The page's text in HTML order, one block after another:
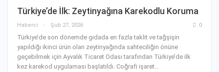
Türkiye’de İlk: Zeytinyağına Karekodlu Koruma
Haberci Şub 27, 2026 0
Türkiye’de son dönemde gıdada en fazla taklit ve tağşişin
yapıldığı ikinci ürün olan zeytinyağında sahteciliğin önüne
geçebilmek için Ayvalık Ticaret Odası tarafından Türkiye’de ilk
kez karekod uygulaması başlatıldı. Coğrafi işaret…